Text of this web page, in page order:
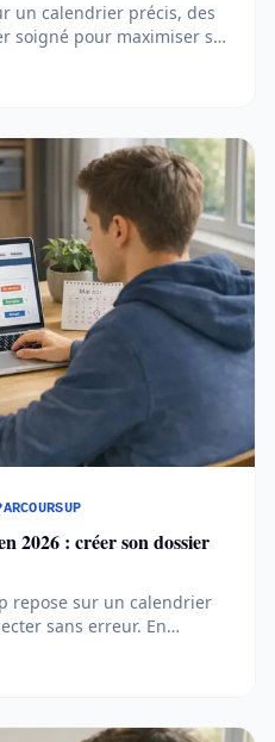
un calendrier précis, des
soigné pour maximiser ses
les règles et
d’aborder l’orientation
2026 : créer son dossier
repose sur un calendrier
sans erreur. En
créer votre dossier,
et évitez les oublis